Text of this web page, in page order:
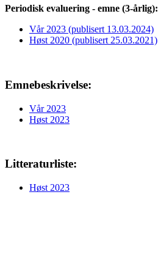
Periodisk evaluering - emne (3-årlig):
Vår 2023 (publisert 13.03.2024)
Høst 2020 (publisert 25.03.2021)
Emnebeskrivelse:
Vår 2023
Høst 2023
Litteraturliste:
Høst 2023